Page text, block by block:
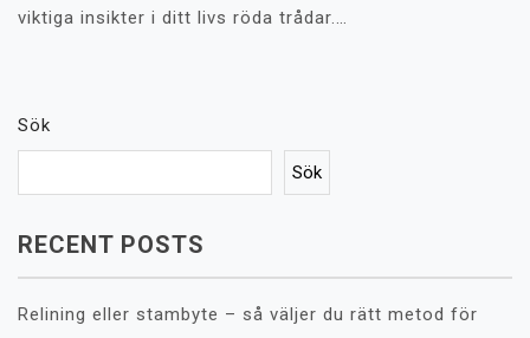
viktiga insikter i ditt livs röda trådar.…
Sök
Sök
RECENT POSTS
Relining eller stambyte – så väljer du rätt metod för